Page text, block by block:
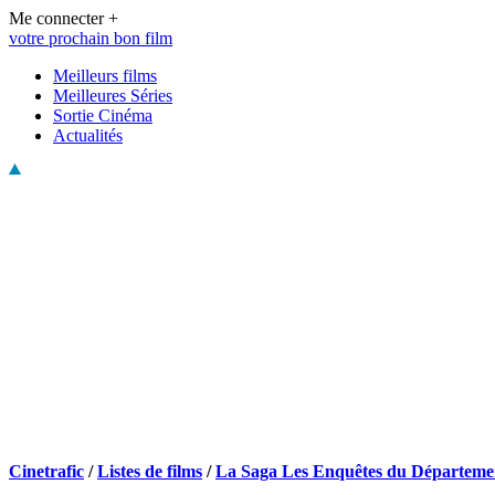
Me connecter +
votre prochain bon film
Meilleurs films
Meilleures Séries
Sortie Cinéma
Actualités
Cinetrafic /Listes de films /La Saga Les Enquêtes du